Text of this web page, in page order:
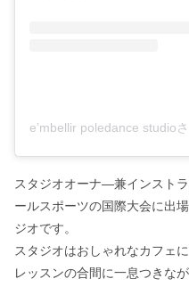
スタジオオーナ―兼インスト
ールスポーツの国際大会に出
ジオです。
スタジオはおしゃれなカフェ
レッスンの合間に一息つきな